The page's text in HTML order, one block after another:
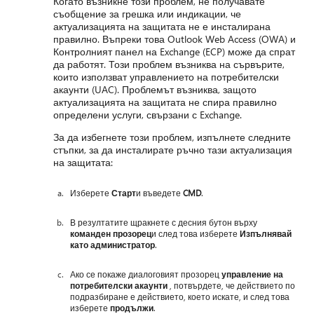
съобщение за грешка или индикации, че
актуализацията на защитата не е инсталирана
правилно. Въпреки това Outlook Web Access (OWA) и
Контролният панел на Exchange (ECP) може да спрат
да работят. Този проблем възниква на сървърите,
които използват управлението на потребителски
акаунти (UAC). Проблемът възниква, защото
актуализацията на защитата не спира правилно
определени услуги, свързани с Exchange.
За да избегнете този проблем, изпълнете следните
стъпки, за да инсталирате ръчно тази актуализация
на защитата:
ИзберетеСтарти въведетеCMD.
В резултатите щракнете с десния бутон върху
команден прозореци след това изберетеИзпълнявай
като администратор.
Ако се покаже диалоговият прозорецуправление на
потребителски акаунти , потвърдете, че действието по
подразбиране е действието, което искате, и след това
изберетепродължи.